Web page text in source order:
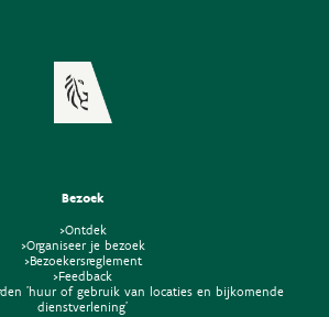
Bezoek
>Ontdek
>Organiseer je bezoek
>Bezoekersreglement
>Feedback
'huur of gebruik van locaties en bijkomende
dienstverlening'